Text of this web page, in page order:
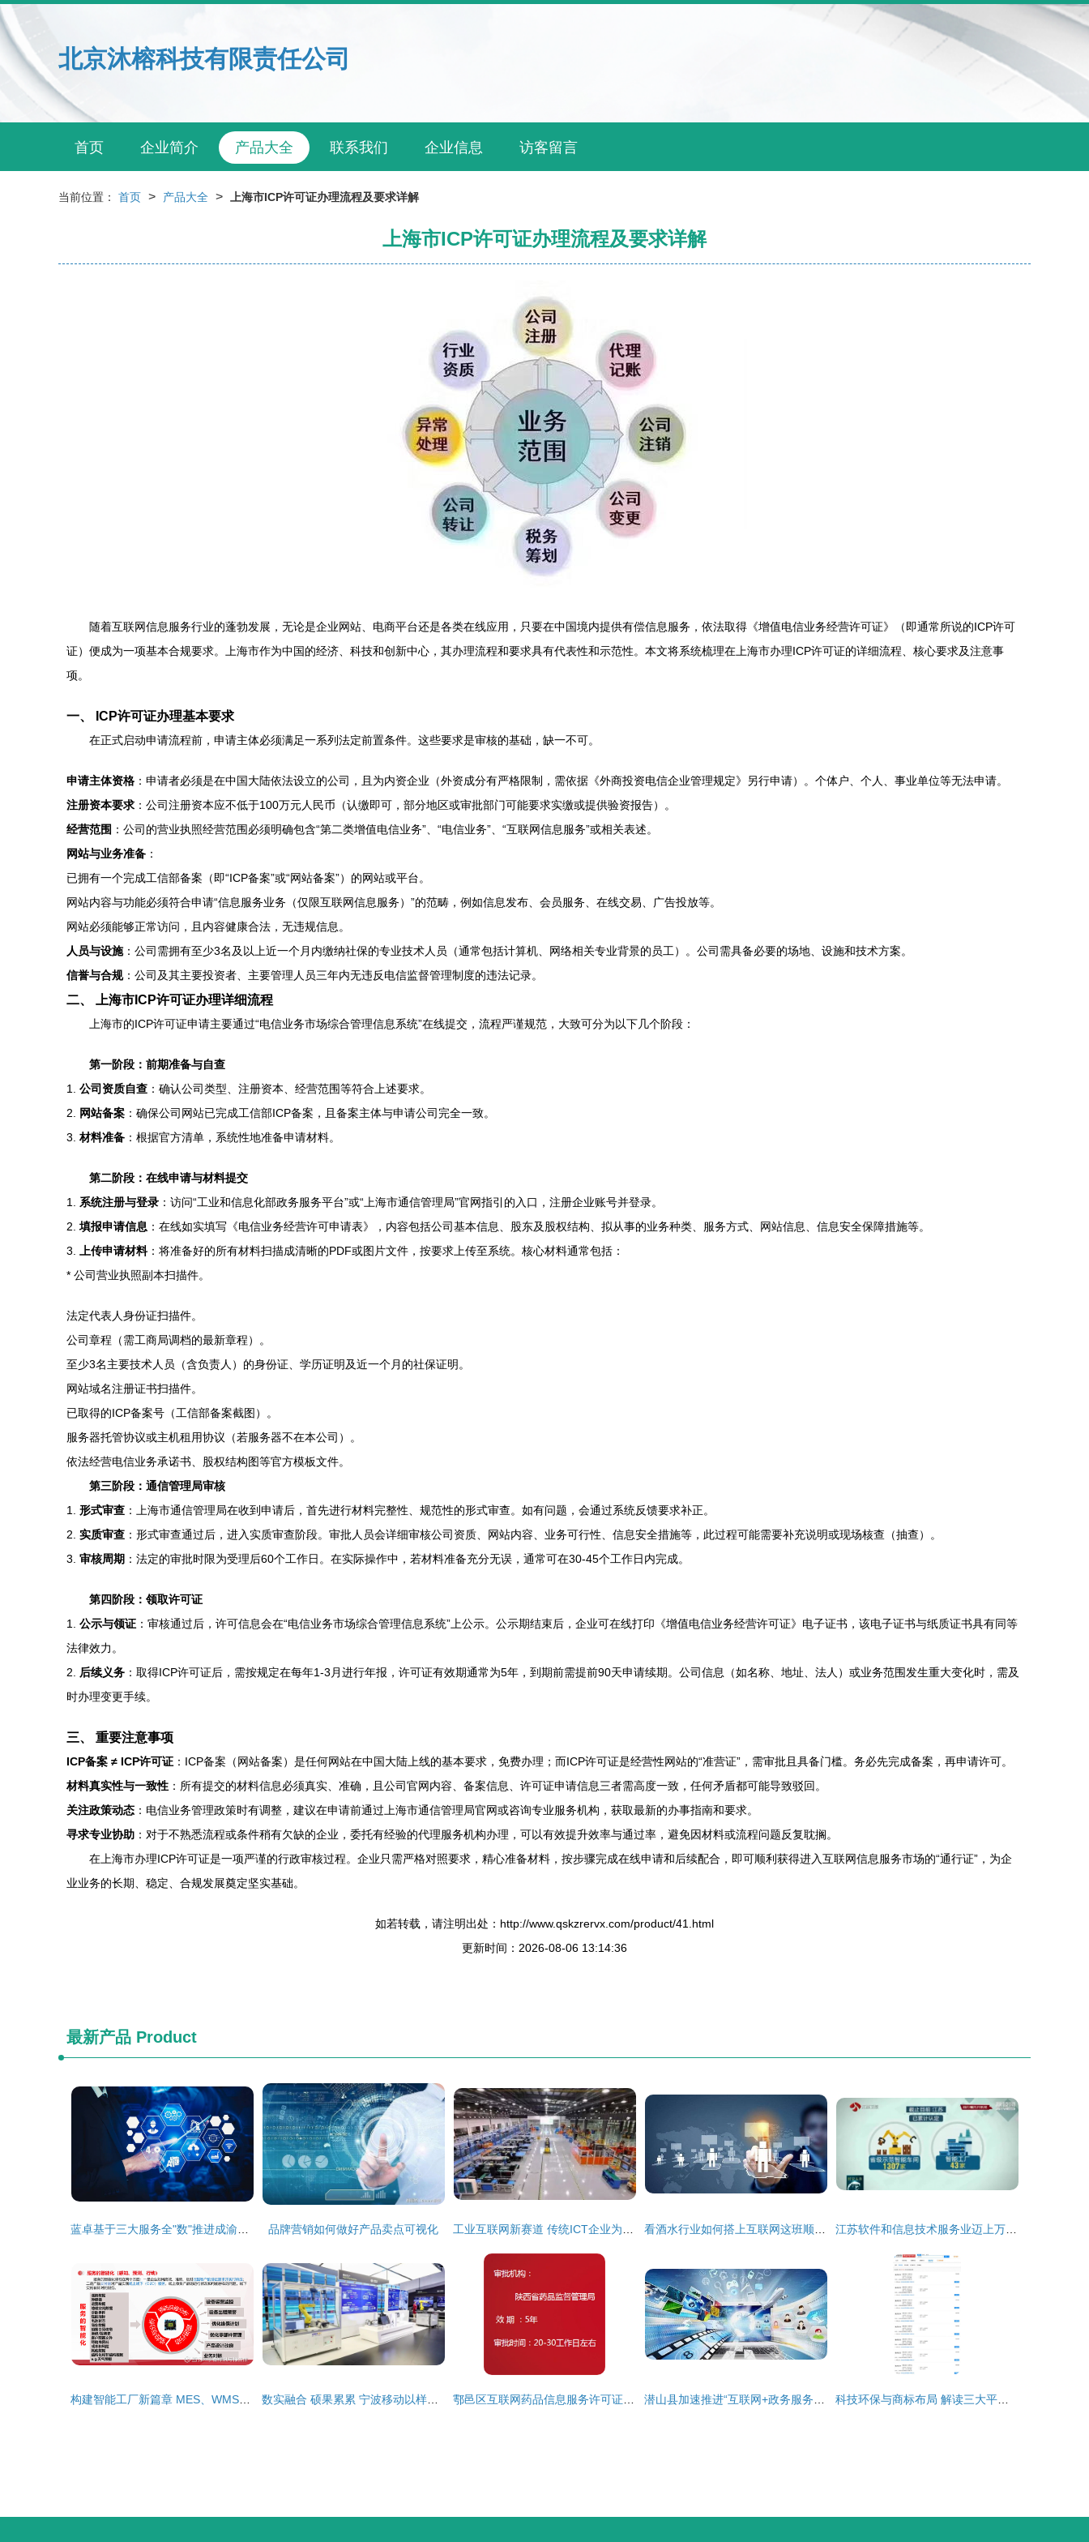
北京沐榕科技有限责任公司
首页 企业简介 产品大全 联系我们 企业信息 访客留言
当前位置： 首页 > 产品大全 > 上海市ICP许可证办理流程及要求详解
上海市ICP许可证办理流程及要求详解
随着互联网信息服务行业的蓬勃发展，无论是企业网站、电商平台还是各类在线应用，只要在中国境内提供有偿信息服务，依法取得《增值电信业务经营许可证》（即通常所说的ICP许可
证）便成为一项基本合规要求。上海市作为中国的经济、科技和创新中心，其办理流程和要求具有代表性和示范性。本文将系统梳理在上海市办理ICP许可证的详细流程、核心要求及注意事
项。
一、 ICP许可证办理基本要求
在正式启动申请流程前，申请主体必须满足一系列法定前置条件。这些要求是审核的基础，缺一不可。
申请主体资格 ：申请者必须是在中国大陆依法设立的公司，且为内资企业（外资成分有严格限制，需依据《外商投资电信企业管理规定》另行申请）。个体户、个人、事业单位等无法申请。
注册资本要求 ：公司注册资本应不低于100万元人民币（认缴即可，部分地区或审批部门可能要求实缴或提供验资报告）。
经营范围 ：公司的营业执照经营范围必须明确包含“第二类增值电信业务”、“电信业务”、“互联网信息服务”或相关表述。
网站与业务准备 ：
已拥有一个完成工信部备案（即“ICP备案”或“网站备案”）的网站或平台。
网站内容与功能必须符合申请“信息服务业务（仅限互联网信息服务）”的范畴，例如信息发布、会员服务、在线交易、广告投放等。
网站必须能够正常访问，且内容健康合法，无违规信息。
人员与设施：公司需拥有至少3名及以上近一个月内缴纳社保的专业技术人员（通常包括计算机、网络相关专业背景的员工）。公司需具备必要的场地、设施和技术方案。
信誉与合规：公司及其主要投资者、主要管理人员三年内无违反电信监督管理制度的违法记录。
二、 上海市ICP许可证办理详细流程
上海市的ICP许可证申请主要通过“电信业务市场综合管理信息系统”在线提交，流程严谨规范，大致可分为以下几个阶段：
第一阶段：前期准备与自查
1. 公司资质自查 ：确认公司类型、注册资本、经营范围等符合上述要求。
2.
网站备案 ：确保公司网站已完成工信部ICP备案，且备案主体与申请公司完全一致。
3. 材料准备 ：根据官方清单，系统性地准备申请材料。
第二阶段：在线申请与材料提交
1. 系统注册与登录 ：访问“工业和信息化部政务服务平台”或“上海市通信管理局”官网指引的入口，注册企业账号并登录。
2. 填报申请信息 ：在线如实填写《电信业务经营许可申请表》，内容包括公司基本信息、股东及股权结构、拟从事的业务种类、服务方式、网站信息、信息安全保障措施等。
3.
上传申请材料：将准备好的所有材料扫描成清晰的PDF或图片文件，按要求上传至系统。核心材料通常包括：
* 公司营业执照副本扫描件。
法定代表人身份证扫描件。
公司章程（需工商局调档的最新章程）。
至少3名主要技术人员（含负责人）的身份证、学历证明及近一个月的社保证明。
网站域名注册证书扫描件。
已取得的ICP备案号（工信部备案截图）。
服务器托管协议或主机租用协议（若服务器不在本公司）。
依法经营电信业务承诺书、股权结构图等官方模板文件。
第三阶段：通信管理局审核
1. 形式审查 ：上海市通信管理局在收到申请后，首先进行材料完整性、规范性的形式审查。如有问题，会通过系统反馈要求补正。
2. 实质审查 ：形式审查通过后，进入实质审查阶段。审批人员会详细审核公司资质、网站内容、业务可行性、信息安全措施等，此过程可能需要补充说明或现场核查（抽查）。
3. 审核周期 ：法定的审批时限为受理后60个工作日。在实际操作中，若材料准备充分无误，通常可在30-45个工作日内完成。
第四阶段：领取许可证
1. 公示与领证 ：审核通过后，许可信息会在“电信业务市场综合管理信息系统”上公示。公示期结束后，企业可在线打印《增值电信业务经营许可证》电子证书，该电子证书与纸质证书具有同等
法律效力。
2.
后续义务 ：取得ICP许可证后，需按规定在每年1-3月进行年报，许可证有效期通常为5年，到期前需提前90天申请续期。公司信息（如名称、地址、法人）或业务范围发生重大变化时，需及
时办理变更手续。
三、 重要注意事项
ICP备案 ≠ ICP许可证 ：ICP备案（网站备案）是任何网站在中国大陆上线的基本要求，免费办理；而ICP许可证是经营性网站的“准营证”，需审批且具备门槛。务必先完成备案，再申请许可。
材料真实性与一致性 ：所有提交的材料信息必须真实、准确，且公司官网内容、备案信息、许可证申请信息三者需高度一致，任何矛盾都可能导致驳回。
关注政策动态 ：电信业务管理政策时有调整，建议在申请前通过上海市通信管理局官网或咨询专业服务机构，获取最新的办事指南和要求。
寻求专业协助 ：对于不熟悉流程或条件稍有欠缺的企业，委托有经验的代理服务机构办理，可以有效提升效率与通过率，避免因材料或流程问题反复耽搁。
在上海市办理ICP许可证是一项严谨的行政审核过程。企业只需严格对照要求，精心准备材料，按步骤完成在线申请和后续配合，即可顺利获得进入互联网信息服务市场的“通行证”，为企
业业务的长期、稳定、合规发展奠定坚实基础。
如若转载，请注明出处：http://www.qskzrervx.com/product/41.html
更新时间：2026-08-06 13:14:36
最新产品 Product
品牌营销如何做好产品卖点可视化